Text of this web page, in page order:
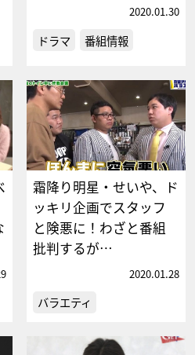
2020.01.30
ドラマ 番組情報
霜降り明星・せいや、ド
ッキリ企画でスタッフ
と険悪に！わざと番組
批判するが…
2020.01.28
バラエティ